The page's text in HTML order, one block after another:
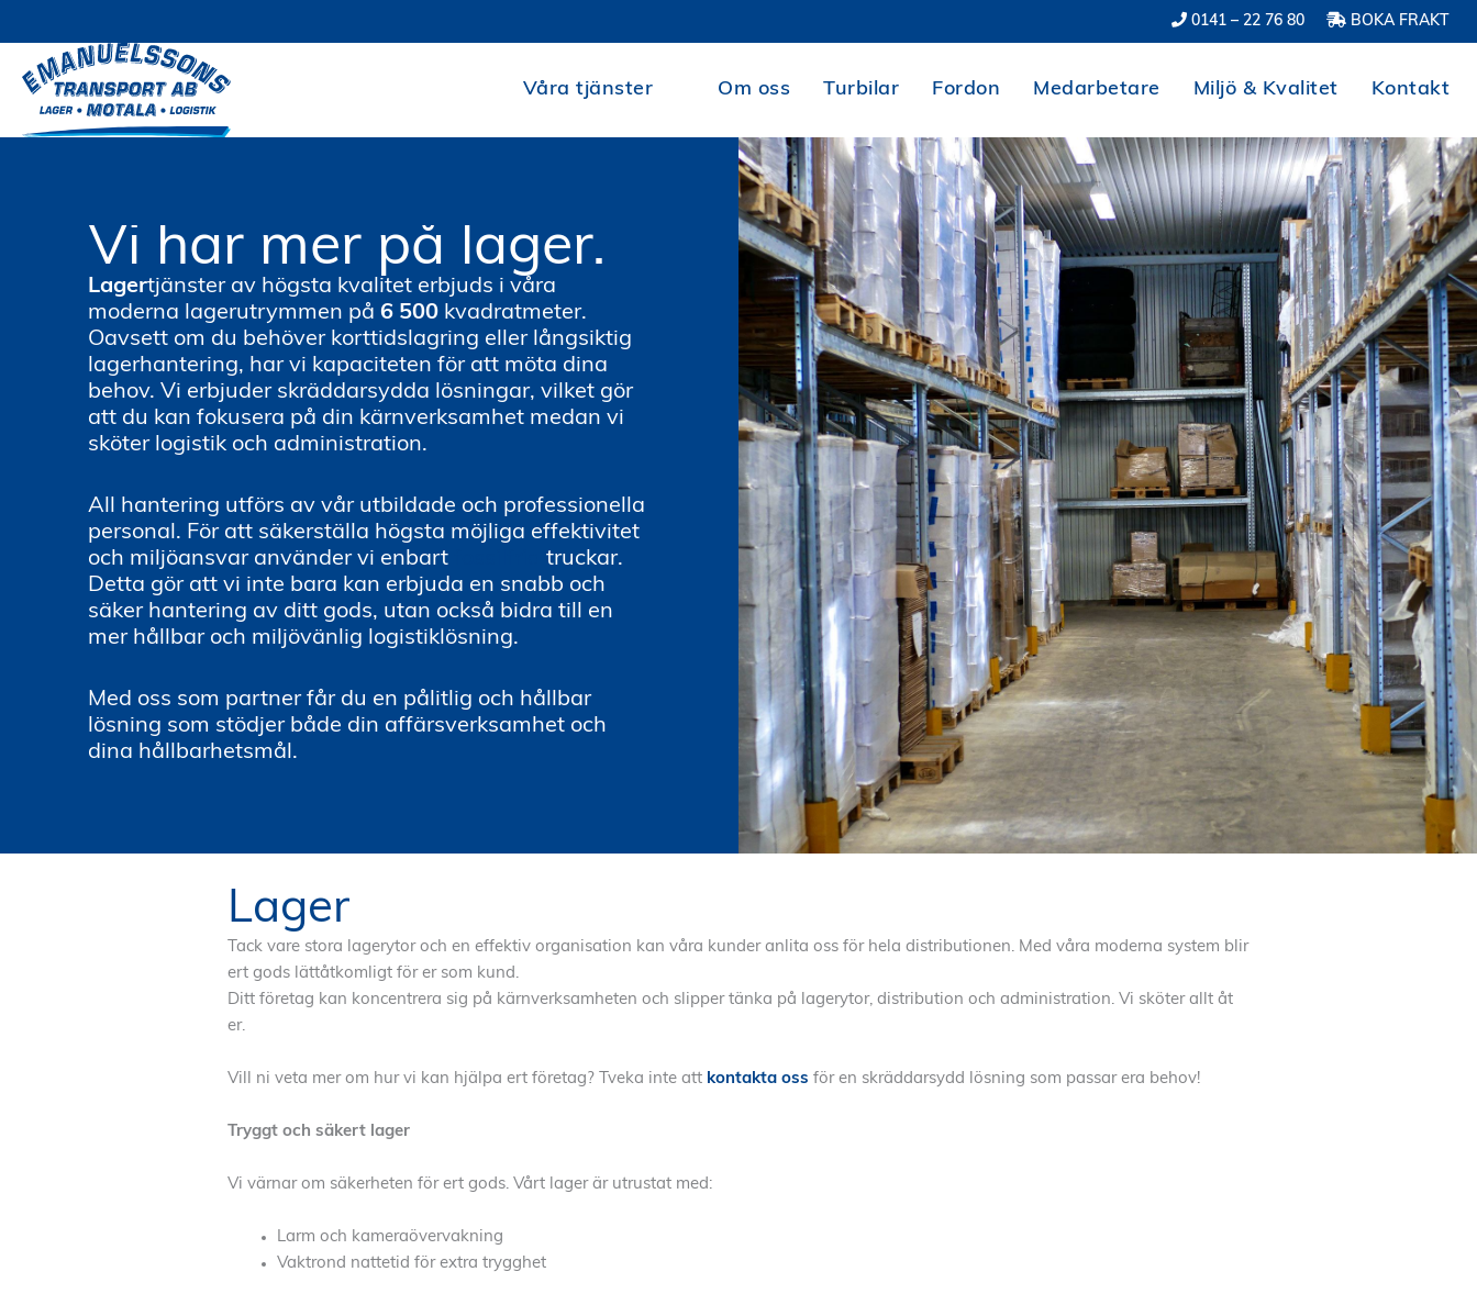
innehåll
0141 – 22 76 80 BOKA FRAKT
Våra tjänster Om oss Turbilar Fordon Medarbetare Miljö & Kvalitet Kontakt
Vi har mer på lager.
Lagertjänster av högsta kvalitet erbjuds i våra
moderna lagerutrymmen på 6 500 kvadratmeter.
Oavsett om du behöver korttidslagring eller långsiktig
lagerhantering, har vi kapaciteten för att möta dina
behov. Vi erbjuder skräddarsydda lösningar, vilket gör
att du kan fokusera på din kärnverksamhet medan vi
sköter logistik och administration.
All hantering utförs av vår utbildade och professionella
personal. För att säkerställa högsta möjliga effektivitet
och miljöansvar använder vi enbart
truckar.
Detta gör att vi inte bara kan erbjuda en snabb och
säker hantering av ditt gods, utan också bidra till en
mer hållbar och miljövänlig logistiklösning.
Med oss som partner får du en pålitlig och hållbar
lösning som stödjer både din affärsverksamhet och
dina hållbarhetsmål.
Lager
Tack vare stora lagerytor och en effektiv organisation kan våra kunder anlita oss för hela distributionen. Med våra moderna system blir
ert gods lättåtkomligt för er som kund.
Ditt företag kan koncentrera sig på kärnverksamheten och slipper tänka på lagerytor, distribution och administration. Vi sköter allt åt
er.
Vill ni veta mer om hur vi kan hjälpa ert företag? Tveka inte att kontakta oss för en skräddarsydd lösning som passar era behov!
Tryggt och säkert lager
Vi värnar om säkerheten för ert gods. Vårt lager är utrustat med:
Larm och kameraövervakning
Vaktrond nattetid för extra trygghet